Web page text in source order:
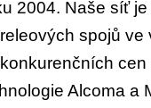
2004. Naše síť
spojů ve
Alcoma a